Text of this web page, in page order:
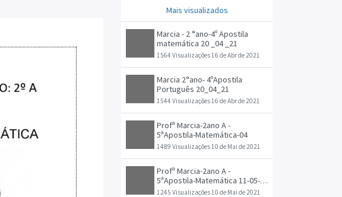
Mais visualizados
Marcia - 2 °ano-4º Apostila
matemática 20 _04 _21
1564 Visualizações16 de Abr de 2021
Marcia 2°ano- 4ºApostila
Português 20_04_21
1544 Visualizações16 de Abr de 2021
Profª Marcia-2ano A -
5ªApostila-Matemática-04
1489 Visualizações10 de Mai de 2021
Profª Marcia-2ano A -
5ªApostila-Matemática 11-05-
2021
1245 Visualizações10 de Mai de 2021